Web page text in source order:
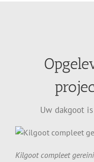
Uw dakgoot
Kilgoot compleet